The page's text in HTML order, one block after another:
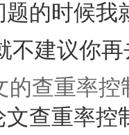
的时候我
不建议你
的查重率控
文查重率控